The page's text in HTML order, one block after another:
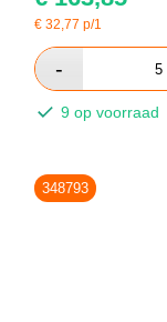
€32,77 p/1
9 op voorraad
348793